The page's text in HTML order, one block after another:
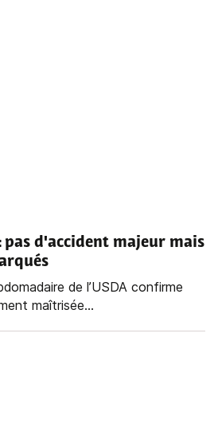
pas d'accident majeur mais
de l’USDA confirme
maîtrisée...